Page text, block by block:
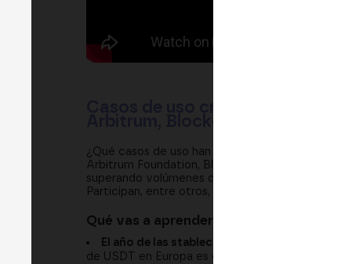
¿Qué casos de uso han salvado el año en cripto y
Arbitrum Foundation, Blockdaemon y Microsoft
superando volúmenes de Visa y Mastercard— y lo
Participan, entre otros, partnerships de Bit2Me
Qué vas a aprender
El año de las stablecoins:
de USDT en Europa es controversial